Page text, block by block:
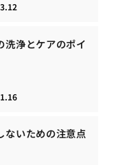
洗浄とケアのポイ
ないための注意点